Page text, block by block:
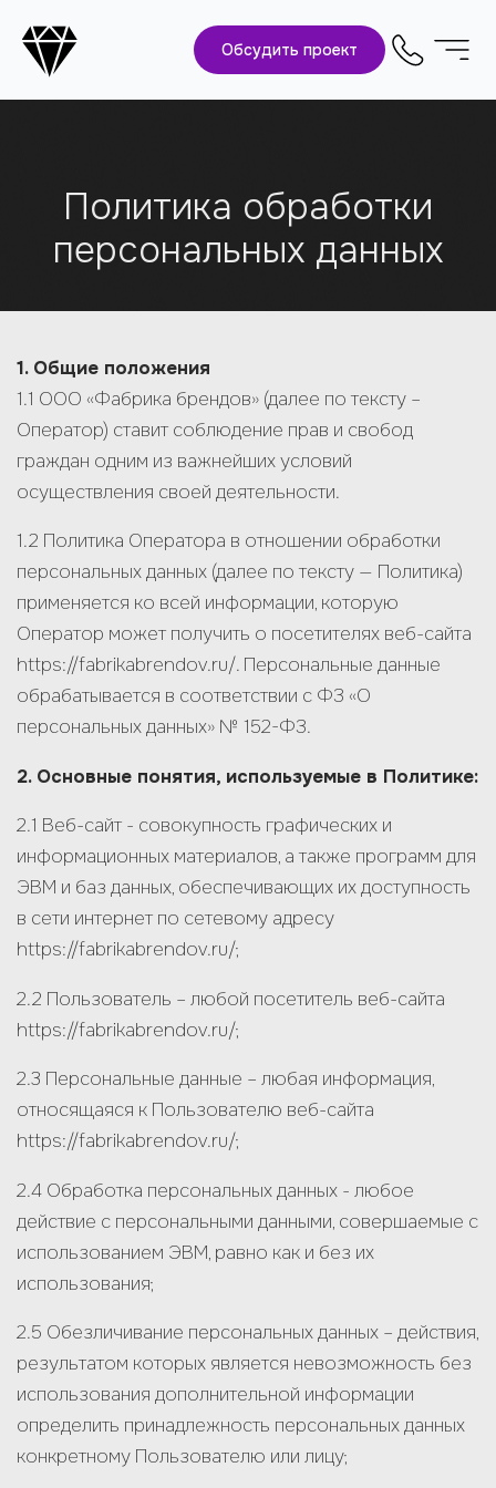
Обсудить проект
Политика обработки
персональных данных
1. Общие положения
1.1 ООО «Фабрика брендов» (далее по тексту –
Оператор) ставит соблюдение прав и свобод
граждан одним из важнейших условий
осуществления своей деятельности.
1.2 Политика Оператора в отношении обработки
персональных данных (далее по тексту — Политика)
применяется ко всей информации, которую
Оператор может получить о посетителях веб-сайта
https://fabrikabrendov.ru/. Персональные данные
обрабатывается в соответствии с ФЗ «О
персональных данных» № 152-ФЗ.
2. Основные понятия, используемые в Политике:
2.1 Веб-сайт - совокупность графических и
информационных материалов, а также программ для
ЭВМ и баз данных, обеспечивающих их доступность
в сети интернет по сетевому адресу
https://fabrikabrendov.ru/;
2.2 Пользователь – любой посетитель веб-сайта
https://fabrikabrendov.ru/;
2.3 Персональные данные – любая информация,
относящаяся к Пользователю веб-сайта
https://fabrikabrendov.ru/;
2.4 Обработка персональных данных - любое
действие с персональными данными, совершаемые с
использованием ЭВМ, равно как и без их
использования;
2.5 Обезличивание персональных данных – действия,
результатом которых является невозможность без
использования дополнительной информации
определить принадлежность персональных данных
конкретному Пользователю или лицу;